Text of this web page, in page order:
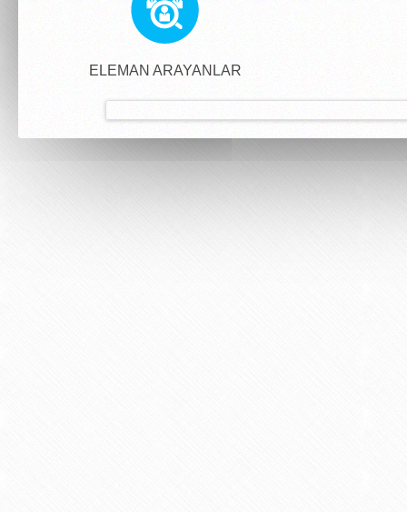
ELEMAN ARAYANLAR